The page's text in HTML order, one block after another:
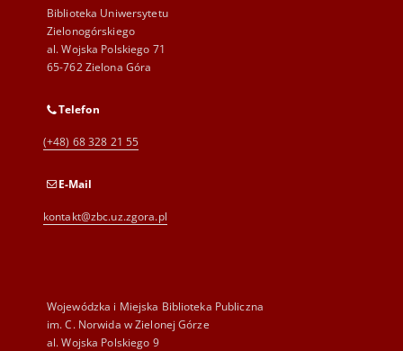
Biblioteka Uniwersytetu
Zielonogórskiego
al. Wojska Polskiego 71
65-762 Zielona Góra
Telefon
(+48) 68 328 21 55
E-Mail
kontakt@zbc.uz.zgora.pl
Wojewódzka i Miejska Biblioteka Publiczna
im. C. Norwida w Zielonej Górze
al. Wojska Polskiego 9